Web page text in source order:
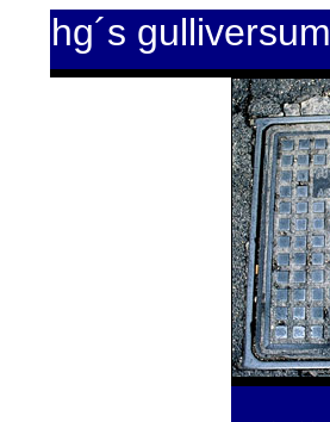
hg´s gulliversum